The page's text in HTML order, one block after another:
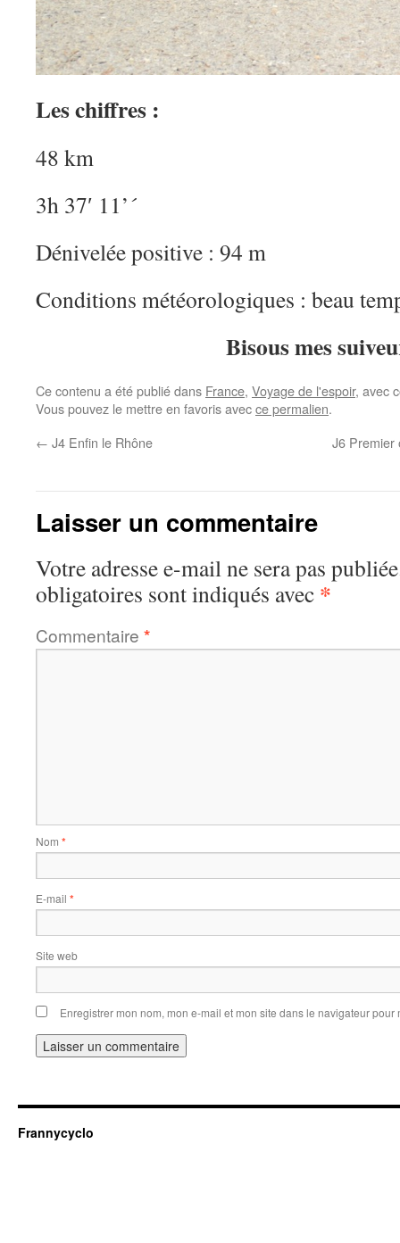
Les chiffres :
48 km
3h 37′ 11’´
Dénivelée positive : 94 m
Conditions météorologiques : beau
Bisous mes
Ce contenu a été publié dans France, Voyage de l'espoir, avec
Vous pouvez le mettre en favoris avecce permalien.
← J4 Enfin le Rhône J6 Premier
Laisser un commentaire
Votre adresse e-mail ne sera pas
obligatoires sont indiqués avec *
Commentaire *
Nom *
E-mail *
Site web
Enregistrer mon nom, mon e-mail et mon site dans le navigateur
Frannycyclo